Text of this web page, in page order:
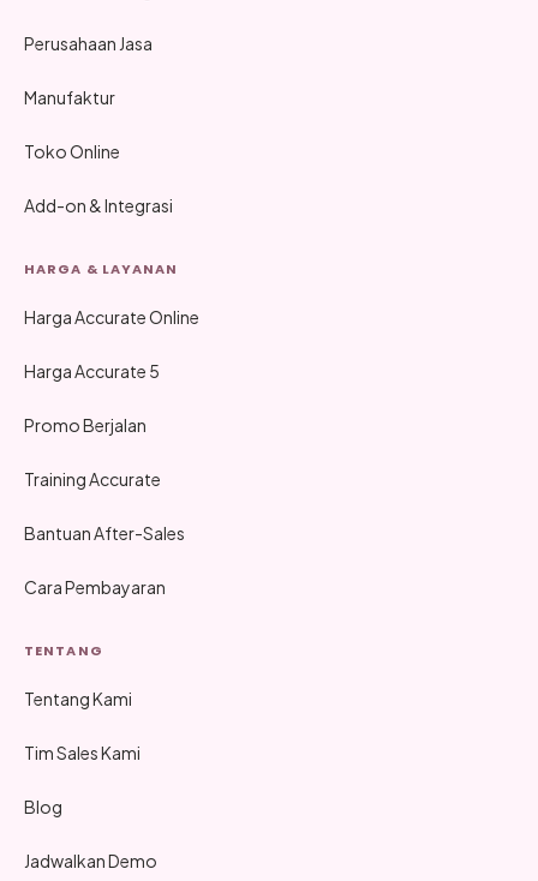
Perusahaan Jasa
Manufaktur
Toko Online
Add-on & Integrasi
HARGA & LAYANAN
Harga Accurate Online
Harga Accurate 5
Promo Berjalan
Training Accurate
Bantuan After-Sales
Cara Pembayaran
TENTANG
Tentang Kami
Tim Sales Kami
Blog
Jadwalkan Demo